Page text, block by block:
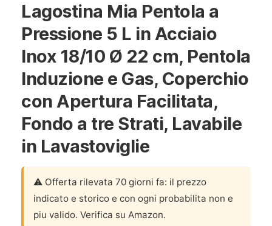
Lagostina Mia Pentola a
Pressione 5 L in Acciaio
Inox 18/10 Ø 22 cm, Pentola
Induzione e Gas, Coperchio
con Apertura Facilitata,
Fondo a tre Strati, Lavabile
in Lavastoviglie
⚠️ Offerta rilevata 70 giorni fa: il prezzo
indicato e storico e con ogni probabilita non e
piu valido. Verifica su Amazon.